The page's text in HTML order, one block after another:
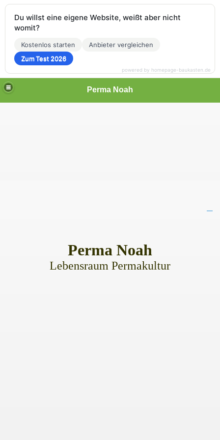
Perma Noah
Perma Noah
Lebensraum Permakultur
Du willst eine eigene Website, weißt aber nicht
womit?
Kostenlos starten
Anbieter vergleichen
Zum Test 2026
powered by homepage-baukasten.de